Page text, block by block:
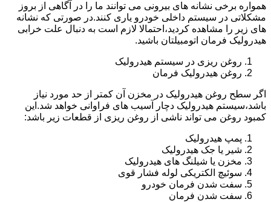
همواره برخی نشانه های بیرونی می توانند ما را در آگاهی از بروز
مشکلاتی در سیستم داخلی خودرو یاری کنند.در صورتی که نشانه
های زیر را مشاهده کردید،احتمالا لازم است به دنبال علت خرابی
هیدرولیک فرمان اتومبیلتان باشید.
روغن ریزی در سیستم هیدرولیک
روغن هیدرولیک فرمان
اگر سطح روغن هیدرولیک در مخزن آن کمتر از حد مورد نیاز
باشد،سیستم هیدرولیک دچار آسیب های فراوانی خواهد شد.این
کمبود روغن می تواند ناشی از روغن ریزی از قطعات زیر باشد:
پمپ هیدرولیک
شیر یا جک هیدرولیک
مخزن یا شیلنگ های هیدرولیک
سوئیچ الکتریکی لوله فشار قوی
سفت شدن فرمان خودرو
سفت شدن فرمان